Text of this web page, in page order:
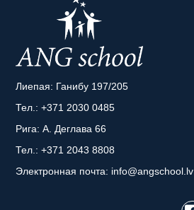
Лиепая: Ганибу 197/205
Тел.:+371 2030 0485
Рига: А. Деглава 66
Тел.:+371 2043 8808
Электронная почта: info@angschool.lv